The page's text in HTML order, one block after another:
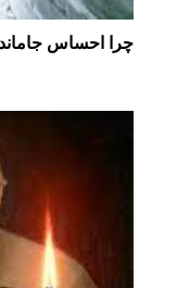
چرا احساس جاماندن